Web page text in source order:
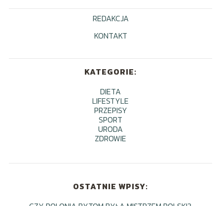
REDAKCJA
KONTAKT
KATEGORIE:
DIETA
LIFESTYLE
PRZEPISY
SPORT
URODA
ZDROWIE
OSTATNIE WPISY: